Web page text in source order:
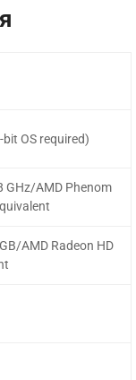
OS required)
GHz/AMD Phenom
AMD Radeon HD